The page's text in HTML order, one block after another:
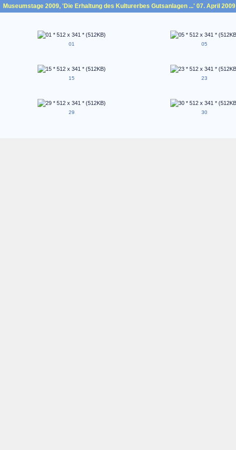
Museumstage 2009, 'Die Erhaltung des Kulturerbes Gutsanlagen ...' 07. April 2009
01 05
15 23
29 30